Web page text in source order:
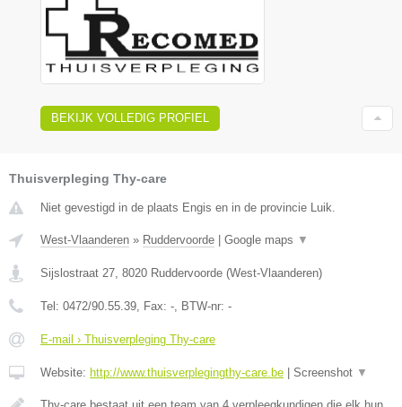
BEKIJK VOLLEDIG PROFIEL
Thuisverpleging Thy-care
Niet gevestigd in de plaats Engis en in de provincie Luik.
West-Vlaanderen » Ruddervoorde | Google maps ▼
Sijslostraat 27 8020 Ruddervoorde (West-Vlaanderen)
Tel: 0472/90.55.39 , Fax: - , BTW-nr: -
E-mail › Thuisverpleging Thy-care
Website: http://www.thuisverplegingthy-care.be | Screenshot ▼